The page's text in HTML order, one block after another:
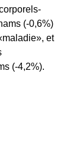
(-0,6%)
et
(-4,2%).